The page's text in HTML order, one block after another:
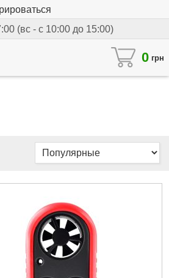
(вс - с 10:00 до 15:00)
0 грн